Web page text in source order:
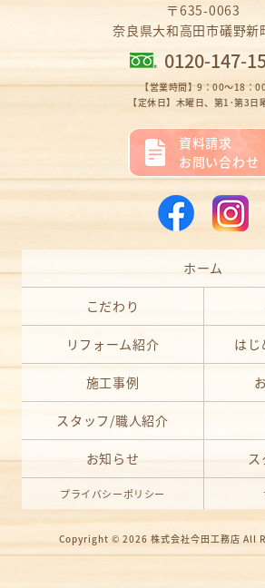
〒635-0063
奈良県大和高田市礒野新
0120-147-
【営業時間】9：00～18：
【定休日】木曜日、第1･第3日
資料請求
お問い合わせ
ホーム
こだわり
リフォーム紹介 はじ
施工事例
スタッフ/職人紹介
お知らせ ス
プライバシーポリシー
Copyright © 2026 株式会社今田工務店 All